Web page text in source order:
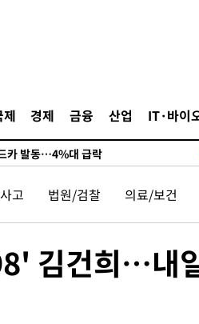
제 경제 금융 산업 IT·바이
협 통행 항로 합의" 이란 외무부 대변인
논란' 대한축구협회·축구회관 등 압수수
카 발동…4%대 급락
…비공식 '초열대야' 30도 넘어
(0.27%) 내린 797.44 출발
…두 달 연속 사상 최대
제불능 3개 산불, 방화선 일부 구축
고 법원/검찰 의료/보건
김건희…내